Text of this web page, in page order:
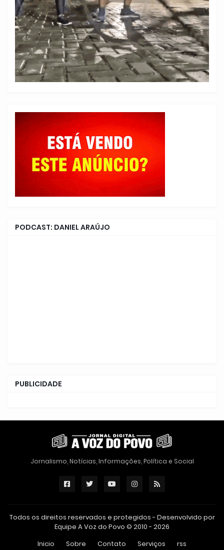
PODCAST: DANIEL ARAÚJO
PUBLICIDADE
Jornalismo, Notícias, Informações, Política e Social
Todos os direitos reservados e protegidos - Desenvolvido por
Equipe A Voz do Povo © 2010 - 2026
Inicio
Sobre Contato Serviços rss